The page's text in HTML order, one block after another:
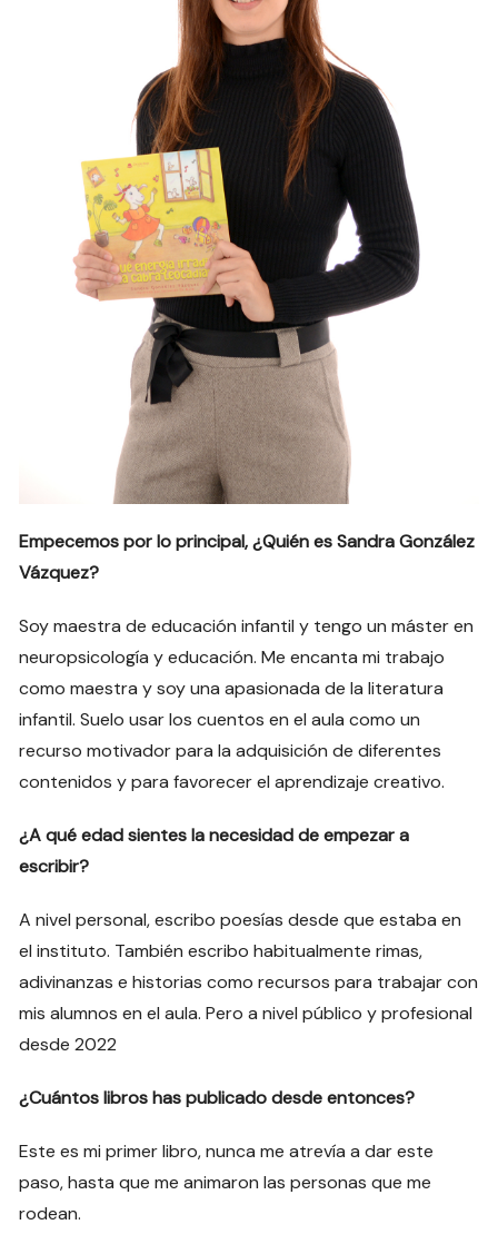
Empecemos por lo principal, ¿Quién es Sandra González
Vázquez?
Soy maestra de educación infantil y tengo un máster en
neuropsicología y educación. Me encanta mi trabajo
como maestra y soy una apasionada de la literatura
infantil. Suelo usar los cuentos en el aula como un
recurso motivador para la adquisición de diferentes
contenidos y para favorecer el aprendizaje creativo.
¿A qué edad sientes la necesidad de empezar a
escribir?
A nivel personal, escribo poesías desde que estaba en
el instituto. También escribo habitualmente rimas,
adivinanzas e historias como recursos para trabajar con
mis alumnos en el aula. Pero a nivel público y profesional
desde 2022
¿Cuántos libros has publicado desde entonces?
Este es mi primer libro, nunca me atrevía a dar este
paso, hasta que me animaron las personas que me
rodean.